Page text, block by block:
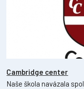
Cambridge center
Naše škola navázala